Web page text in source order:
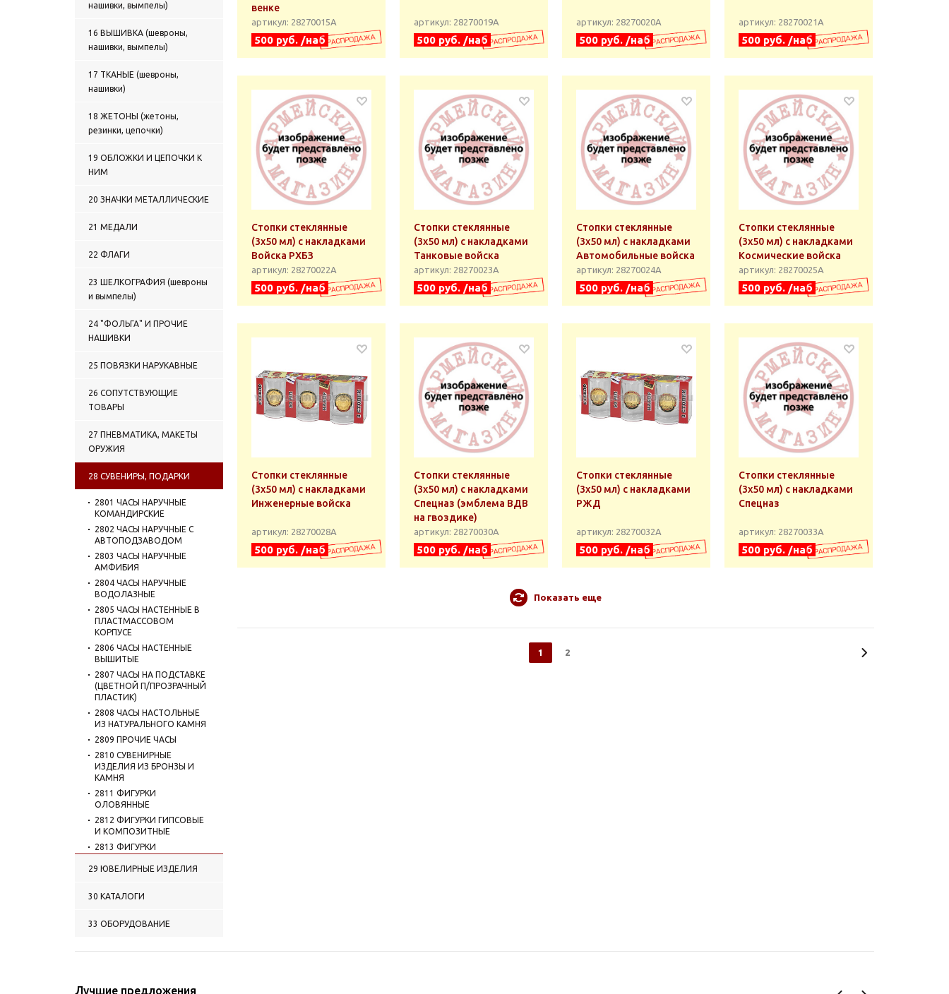
нашивки, вымпелы)
16 ВЫШИВКА (шевроны,
нашивки, вымпелы)
17 ТКАНЫЕ (шевроны,
нашивки)
18 ЖЕТОНЫ (жетоны,
резинки, цепочки)
19 ОБЛОЖКИ И ЦЕПОЧКИ К
НИМ
20 ЗНАЧКИ МЕТАЛЛИЧЕСКИЕ
21 МЕДАЛИ
22 ФЛАГИ
23 ШЕЛКОГРАФИЯ (шевроны
и вымпелы)
24 "ФОЛЬГА" И ПРОЧИЕ
НАШИВКИ
25 ПОВЯЗКИ НАРУКАВНЫЕ
26 СОПУТСТВУЮЩИЕ
ТОВАРЫ
27 ПНЕВМАТИКА, МАКЕТЫ
ОРУЖИЯ
28 СУВЕНИРЫ, ПОДАРКИ
2801 ЧАСЫ НАРУЧНЫЕ
КОМАНДИРСКИЕ
2802 ЧАСЫ НАРУЧНЫЕ С
АВТОПОДЗАВОДОМ
2803 ЧАСЫ НАРУЧНЫЕ
АМФИБИЯ
2804 ЧАСЫ НАРУЧНЫЕ
ВОДОЛАЗНЫЕ
2805 ЧАСЫ НАСТЕННЫЕ В
ПЛАСТМАССОВОМ
КОРПУСЕ
2806 ЧАСЫ НАСТЕННЫЕ
ВЫШИТЫЕ
2807 ЧАСЫ НА ПОДСТАВКЕ
(ЦВЕТНОЙ П/ПРОЗРАЧНЫЙ
ПЛАСТИК)
2808 ЧАСЫ НАСТОЛЬНЫЕ
ИЗ НАТУРАЛЬНОГО КАМНЯ
2809 ПРОЧИЕ ЧАСЫ
2810 СУВЕНИРНЫЕ
ИЗДЕЛИЯ ИЗ БРОНЗЫ И
КАМНЯ
2811 ФИГУРКИ
ОЛОВЯННЫЕ
2812 ФИГУРКИ ГИПСОВЫЕ
И КОМПОЗИТНЫЕ
2813 ФИГУРКИ
2814 КОПИЛКИ
КЕРАМИЧЕСКИЕ И
2816 ФЛЯГИ
ОБМАНКЕ
29 ЮВЕЛИРНЫЕ ИЗДЕЛИЯ
30 КАТАЛОГИ
33 ОБОРУДОВАНИЕ
венке
артикул: 28270015А
500 руб. /наб
артикул: 28270019А
500 руб. /наб
артикул: 28270020А
500 руб. /наб
артикул: 28270021А
500 руб. /наб
Стопки стеклянные
(3x50 мл) с накладками
Войска РХБЗ
артикул: 28270022А
500 руб. /наб
Стопки стеклянные
(3x50 мл) с накладками
Танковые войска
артикул: 28270023А
500 руб. /наб
Стопки стеклянные
(3x50 мл) с накладками
Автомобильные войска
артикул: 28270024А
500 руб. /наб
Стопки стеклянные
(3x50 мл) с накладками
Космические войска
артикул: 28270025А
500 руб. /наб
Стопки стеклянные
(3x50 мл) с накладками
Инженерные войска
артикул: 28270028А
500 руб. /наб
Стопки стеклянные
(3x50 мл) с накладками
Спецназ (эмблема ВДВ
на гвоздике)
артикул: 28270030А
500 руб. /наб
Стопки стеклянные
(3x50 мл) с накладками
РЖД
артикул: 28270032А
500 руб. /наб
Стопки стеклянные
(3x50 мл) с накладками
Спецназ
артикул: 28270033А
500 руб. /наб
Показать еще
1 2
Лучшие предложения